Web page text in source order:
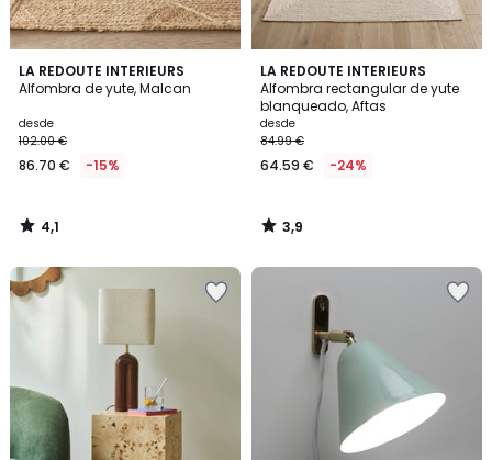
LA REDOUTE INTERIEURS
Alfombra de yute, Malcan
desde
102.00 €
86.70 € -15%
4,1
/ 5
4,1
/
LA REDOUTE INTERIEURS
Alfombra rectangular de yute
blanqueado, Aftas
desde
84.99 €
64.59 € -24%
3,9
/ 5
3,9
/